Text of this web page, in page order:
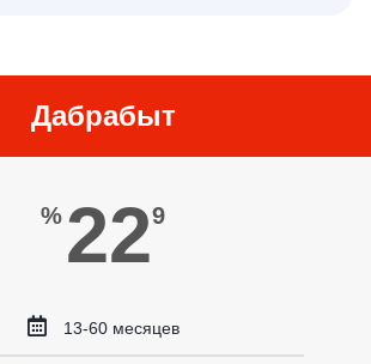
Дабрабыт
% 229
13-60 месяцев